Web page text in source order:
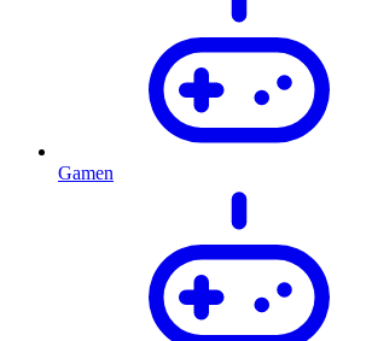
Gamen